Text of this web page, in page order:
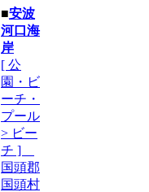
■安波
河口海
岸
[ 公
園・ビ
ーチ・
プール
> ビー
チ ]
国頭郡
国頭村